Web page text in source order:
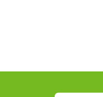
Dişli Erkek Adaptör